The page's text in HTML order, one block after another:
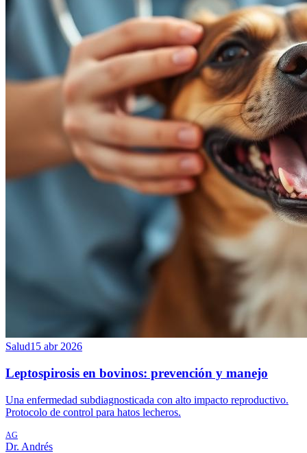
Salud15 abr 2026
Leptospirosis en bovinos: prevención y manejo
Una enfermedad subdiagnosticada con alto impacto reproductivo.
Protocolo de control para hatos lecheros.
AG
Dr. Andrés